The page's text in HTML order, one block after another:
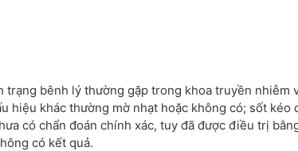
trạng bênh lý thường gặp trong khoa truyền nhiễm
hiệu khác thường mờ nhạt hoặc không có; sốt kéo
có chẩn đoán chính xác, tuy đã được điều trị
có kết quả.